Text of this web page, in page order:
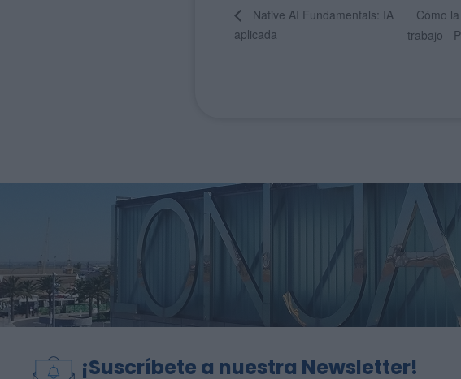
Native AI Fundamentals: IA
aplicada
Cómo
trabajo -
¡Suscríbete a nuestra Newsletter!